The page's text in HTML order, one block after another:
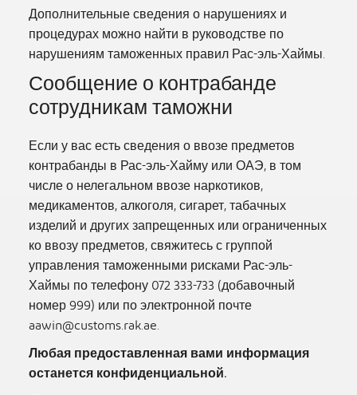
Дополнительные сведения о нарушениях и
процедурах можно найти в руководстве по
нарушениям таможенных правил Рас-эль-Хаймы.
Сообщение о контрабанде
сотрудникам таможни
Если у вас есть сведения о ввозе предметов
контрабанды в Рас-эль-Хайму или ОАЭ, в том
числе о нелегальном ввозе наркотиков,
медикаментов, алкоголя, сигарет, табачных
изделий и других запрещенных или ограниченных
ко ввозу предметов, свяжитесь с группой
управления таможенными рисками Рас-эль-
Хаймы по телефону 072 333-733 (добавочный
номер 999) или по электронной почте
aawin@customs.rak.ae.
Любая предоставленная вами информация
останется конфиденциальной.